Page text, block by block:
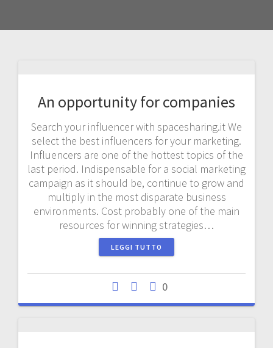
An opportunity for companies
Search your influencer with spacesharing.it We
select the best influencers for your marketing.
Influencers are one of the hottest topics of the
last period. Indispensable for a social marketing
campaign as it should be, continue to grow and
multiply in the most disparate business
environments. Cost probably one of the main
resources for winning strategies…
LEGGI TUTTO
0